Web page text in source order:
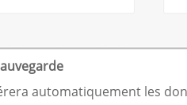
automatiquement les